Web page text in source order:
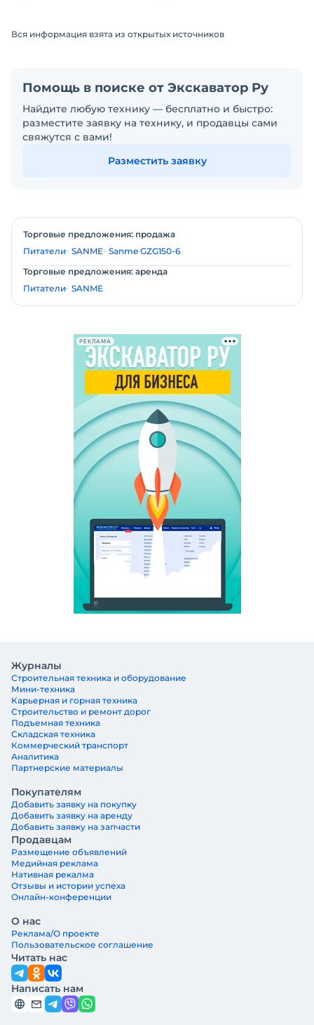
Вся информация взята из открытых источников
Помощь в поиске от Экскаватор Ру
Найдите любую технику — бесплатно и быстро:
разместите заявку на технику, и продавцы сами
свяжутся с вами!
Разместить заявку
Торговые предложения: продажа
Питатели SANME Sanme GZG150-6
Торговые предложения: аренда
Питатели SANME
РЕКЛАМА
Журналы
Строительная техника и оборудование
Мини-техника
Карьерная и горная техника
Строительство и ремонт дорог
Подъемная техника
Складская техника
Коммерческий транспорт
Аналитика
Партнерские материалы
Покупателям
Добавить заявку на покупку
Добавить заявку на аренду
Добавить заявку на запчасти
Продавцам
Размещение объявлений
Медийная реклама
Нативная рекалма
Отзывы и истории успеха
Онлайн-конференции
О нас
Реклама/О проекте
Пользовательское соглашение
Читать нас
Написать нам